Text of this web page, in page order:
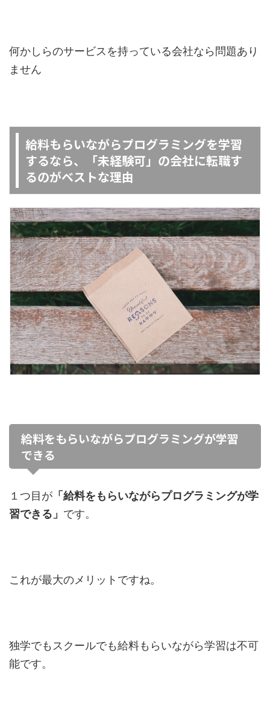
何かしらのサービスを持っている会社なら問題あり
ません
給料もらいながらプログラミングを学習
するなら、「未経験可」の会社に転職す
るのがベストな理由
給料をもらいながらプログラミングが学習
できる
１つ目が 「給料をもらいながらプログラミングが学
習できる」 です。
これが最大のメリットですね。
独学でもスクールでも給料もらいながら学習は不可
能です。